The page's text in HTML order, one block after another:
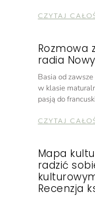
CZYTAJ
Rozmowa
radia
Basia od zawsze
w klasie
pasją do
CZYTAJ
Mapa
radzić
Recenzja